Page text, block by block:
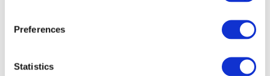
Preferences
Statistics
Todos los